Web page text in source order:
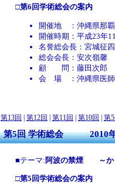
□第6回学術総会の案内
開催地 ：沖縄県那
開催時期：平成23年
名誉総会長：宮城征
総会会長：安次嶺馨
顧 問：藤田次郎
会 場 ：沖縄県医師
第13回 | 第12回 | 第11回 | 第10回 | 第
第5回 学術総会 2010年
■テーマ: 阿波の禁煙 ～か
□第5回学術総会の案内